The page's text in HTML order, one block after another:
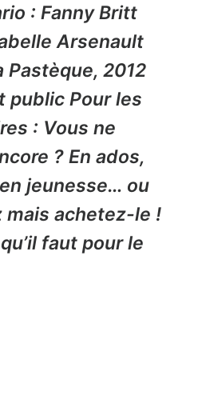
: Fanny Britt
Arsenault
Pastèque, 2012
public Pour les
: Vous ne
? En ados,
jeunesse… ou
mais achetez-le !
faut pour le